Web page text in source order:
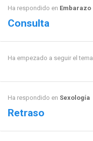
Ha respondido en Embarazo
Consulta
Ha empezado a seguir el tema
Ha respondido en Sexología
Retraso